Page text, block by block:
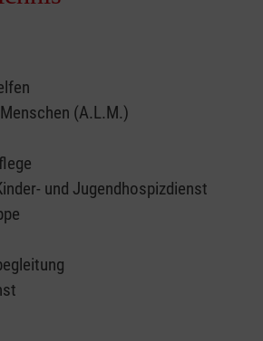
(A.L.M.)
und Jugendhospizdienst